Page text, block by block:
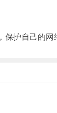
护自己的网